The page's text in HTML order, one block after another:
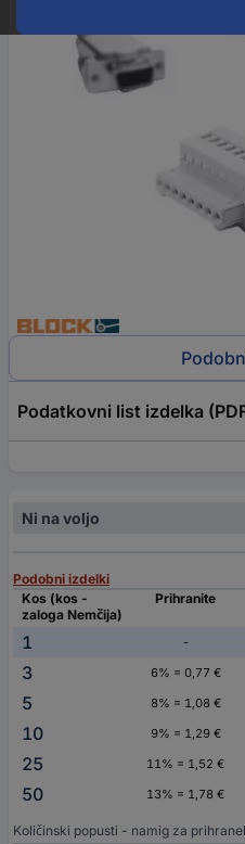
Podatkovni list izdelka
Ni na voljo
Podobni izdelki
Kos (kos -
zaloga Nemčija)
Prihranite
1 -
3
6% = 0,77 €
5
8% = 1,08 €
10
9% = 1,29 €
25
11% = 1,52 €
50
13% = 1,78 €
Količinski popusti - namig za